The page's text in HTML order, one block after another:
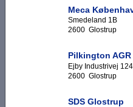
Meca
Smedeland 1B
2600 Glostrup
Pilkington AGR
Ejby Industrivej 124
2600 Glostrup
SDS Glostrup